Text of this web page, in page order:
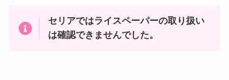
セリアではライスペーパーの取り扱い
は確認できませんでした。